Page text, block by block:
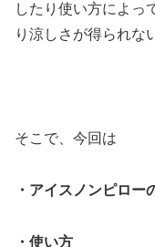
したり使い方によっ
り涼しさが得られな
そこで、今回は
・アイスノンピロー
・使い方